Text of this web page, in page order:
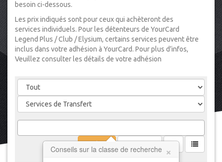
besoin ci-dessous.
Les prix indiqués sont pour ceux qui achèteront des
services individuels. Pour les détenteurs de YourCard
Legend Plus / Club / Elysium, certains services peuvent être
inclus dans votre adhésion à YourCard. Pour plus d’infos,
Veuillez consulter les détails de votre adhésion
Conseils sur la classe de recherche ×